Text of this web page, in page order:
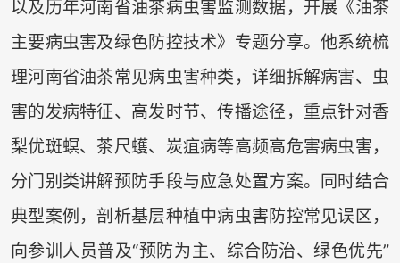
以及历年河南省油茶病虫害监测数据，开展《油茶
主要病虫害及绿色防控技术》专题分享。他系统梳
理河南省油茶常见病虫害种类，详细拆解病害、虫
害的发病特征、高发时节、传播途径，重点针对香
梨优斑螟、茶尺蠖、炭疽病等高频高危害病虫害，
分门别类讲解预防手段与应急处置方案。同时结合
典型案例，剖析基层种植中病虫害防控常见误区，
向参训人员普及“预防为主、综合防治、绿色优先”